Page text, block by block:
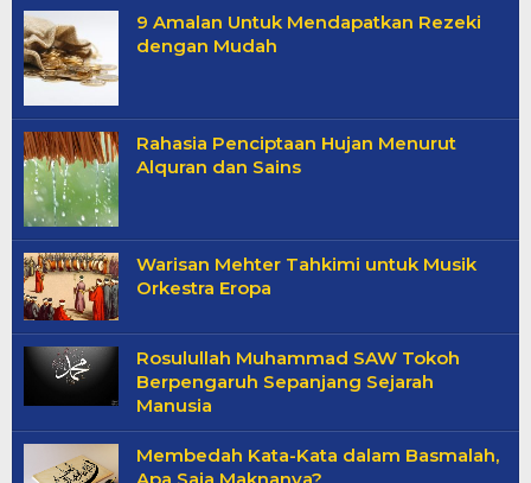
9 Amalan Untuk Mendapatkan Rezeki
dengan Mudah
Rahasia Penciptaan Hujan Menurut
Alquran dan Sains
Warisan Mehter Tahkimi untuk Musik
Orkestra Eropa
Rosulullah Muhammad SAW Tokoh
Berpengaruh Sepanjang Sejarah
Manusia
Membedah Kata-Kata dalam Basmalah,
Apa Saja Maknanya?